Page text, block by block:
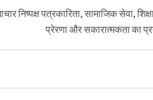
निष्पक्ष पत्रकारिता, सामाजिक सेवा,
प्रेरणा और सकारात्मकता का